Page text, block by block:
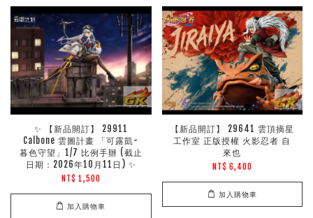
✨ 【新品開訂】 29911
Calbone 雲圖計畫 「可露凱-
暮色守望」1/7 比例手辦 (截止
日期：2026年10月11日) ✨
NT$ 1,500
加入購物車
【新品開訂】 29641 雲頂摘星
工作室 正版授權 火影忍者 自
來也
NT$ 6,400
加入購物車